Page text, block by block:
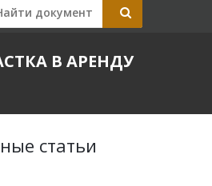
В АРЕНДУ
статьи